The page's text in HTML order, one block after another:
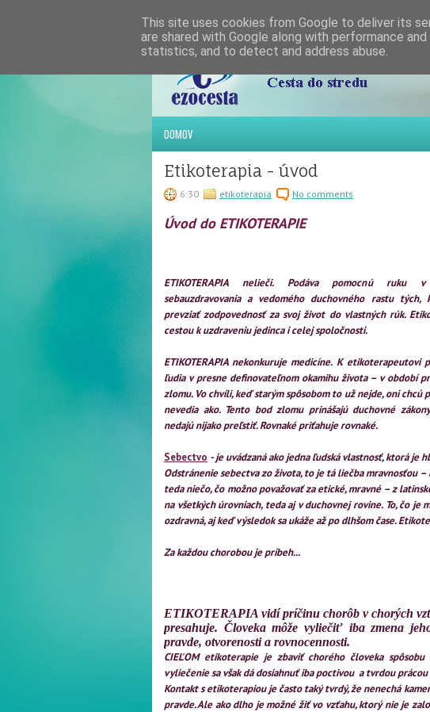
DOMOV
Etikoterapia - úvod
6:30 etikoterapia No comments
Úvod do ETIKOTERAPIE
ETIKOTERAPIA nelieči. Podáva pomocnú ruku
sebauzdravovania a vedomého duchovného rastu tých,
prevziať zodpovednosť za svoj život do vlastných rúk.
cestou k uzdraveniu jedinca i celej spoločnosti.
ETIKOTERAPIA nekonkuruje medicíne. K etikoterapeutovi
ľudia v presne definovateľnom okamihu života – v období
zlomu. Vo chvíli, keď starým spôsobom to už nejde, oni chcú
nevedia ako. Tento bod zlomu prinášajú duchovné
nedajú nijako preľstiť. Rovnaké priťahuje rovnaké.
Sebectvo - je uvádzaná ako jedna ľudská vlastnosť, ktorá je
Odstránenie sebectva zo života, to je tá liečba mravnosťou –
teda niečo, čo možno považovať za etické, mravné – z
na všetkých úrovniach, teda aj v duchovnej rovine. To, čo je
ozdravná, aj keď výsledok sa ukáže až po dlhšom čase.
Za každou chorobou je príbeh...
ETIKOTERAPIA vidí príčinu chorôb v chorých
presahuje. Človeka môže vyliečiť iba zmena
pravde, otvorenosti a rovnocennosti.
CIEĽOM etikoterapie je zbaviť chorého človeka
vyliečenie sa však dá dosiahnuť iba poctivou a tvrdou prácou
Kontakt s etikoterapiou je často taký tvrdý, že nenechá
pravde. Ale ako dlho je možné žiť vo vzťahu, ktorý nie je
This site uses cookies from Google to deliver its
are shared with Google along with performance
statistics, and to detect and address abuse.